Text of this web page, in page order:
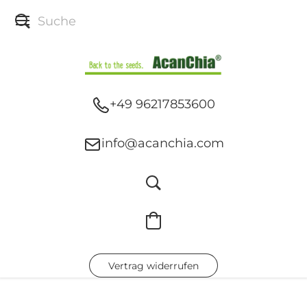
+49 96217853600
info@acanchia.com
Vertrag widerrufen